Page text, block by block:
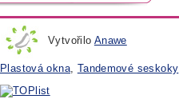
Vytvořilo Anawe
Plastová okna, Tandemové seskoky